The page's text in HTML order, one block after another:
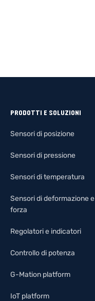
PRODOTTI E SOLUZIONI
Sensori di posizione
Sensori di pressione
Sensori di temperatura
Sensori di deformazione e
forza
Regolatori e indicatori
Controllo di potenza
G-Mation platform
IoT platform